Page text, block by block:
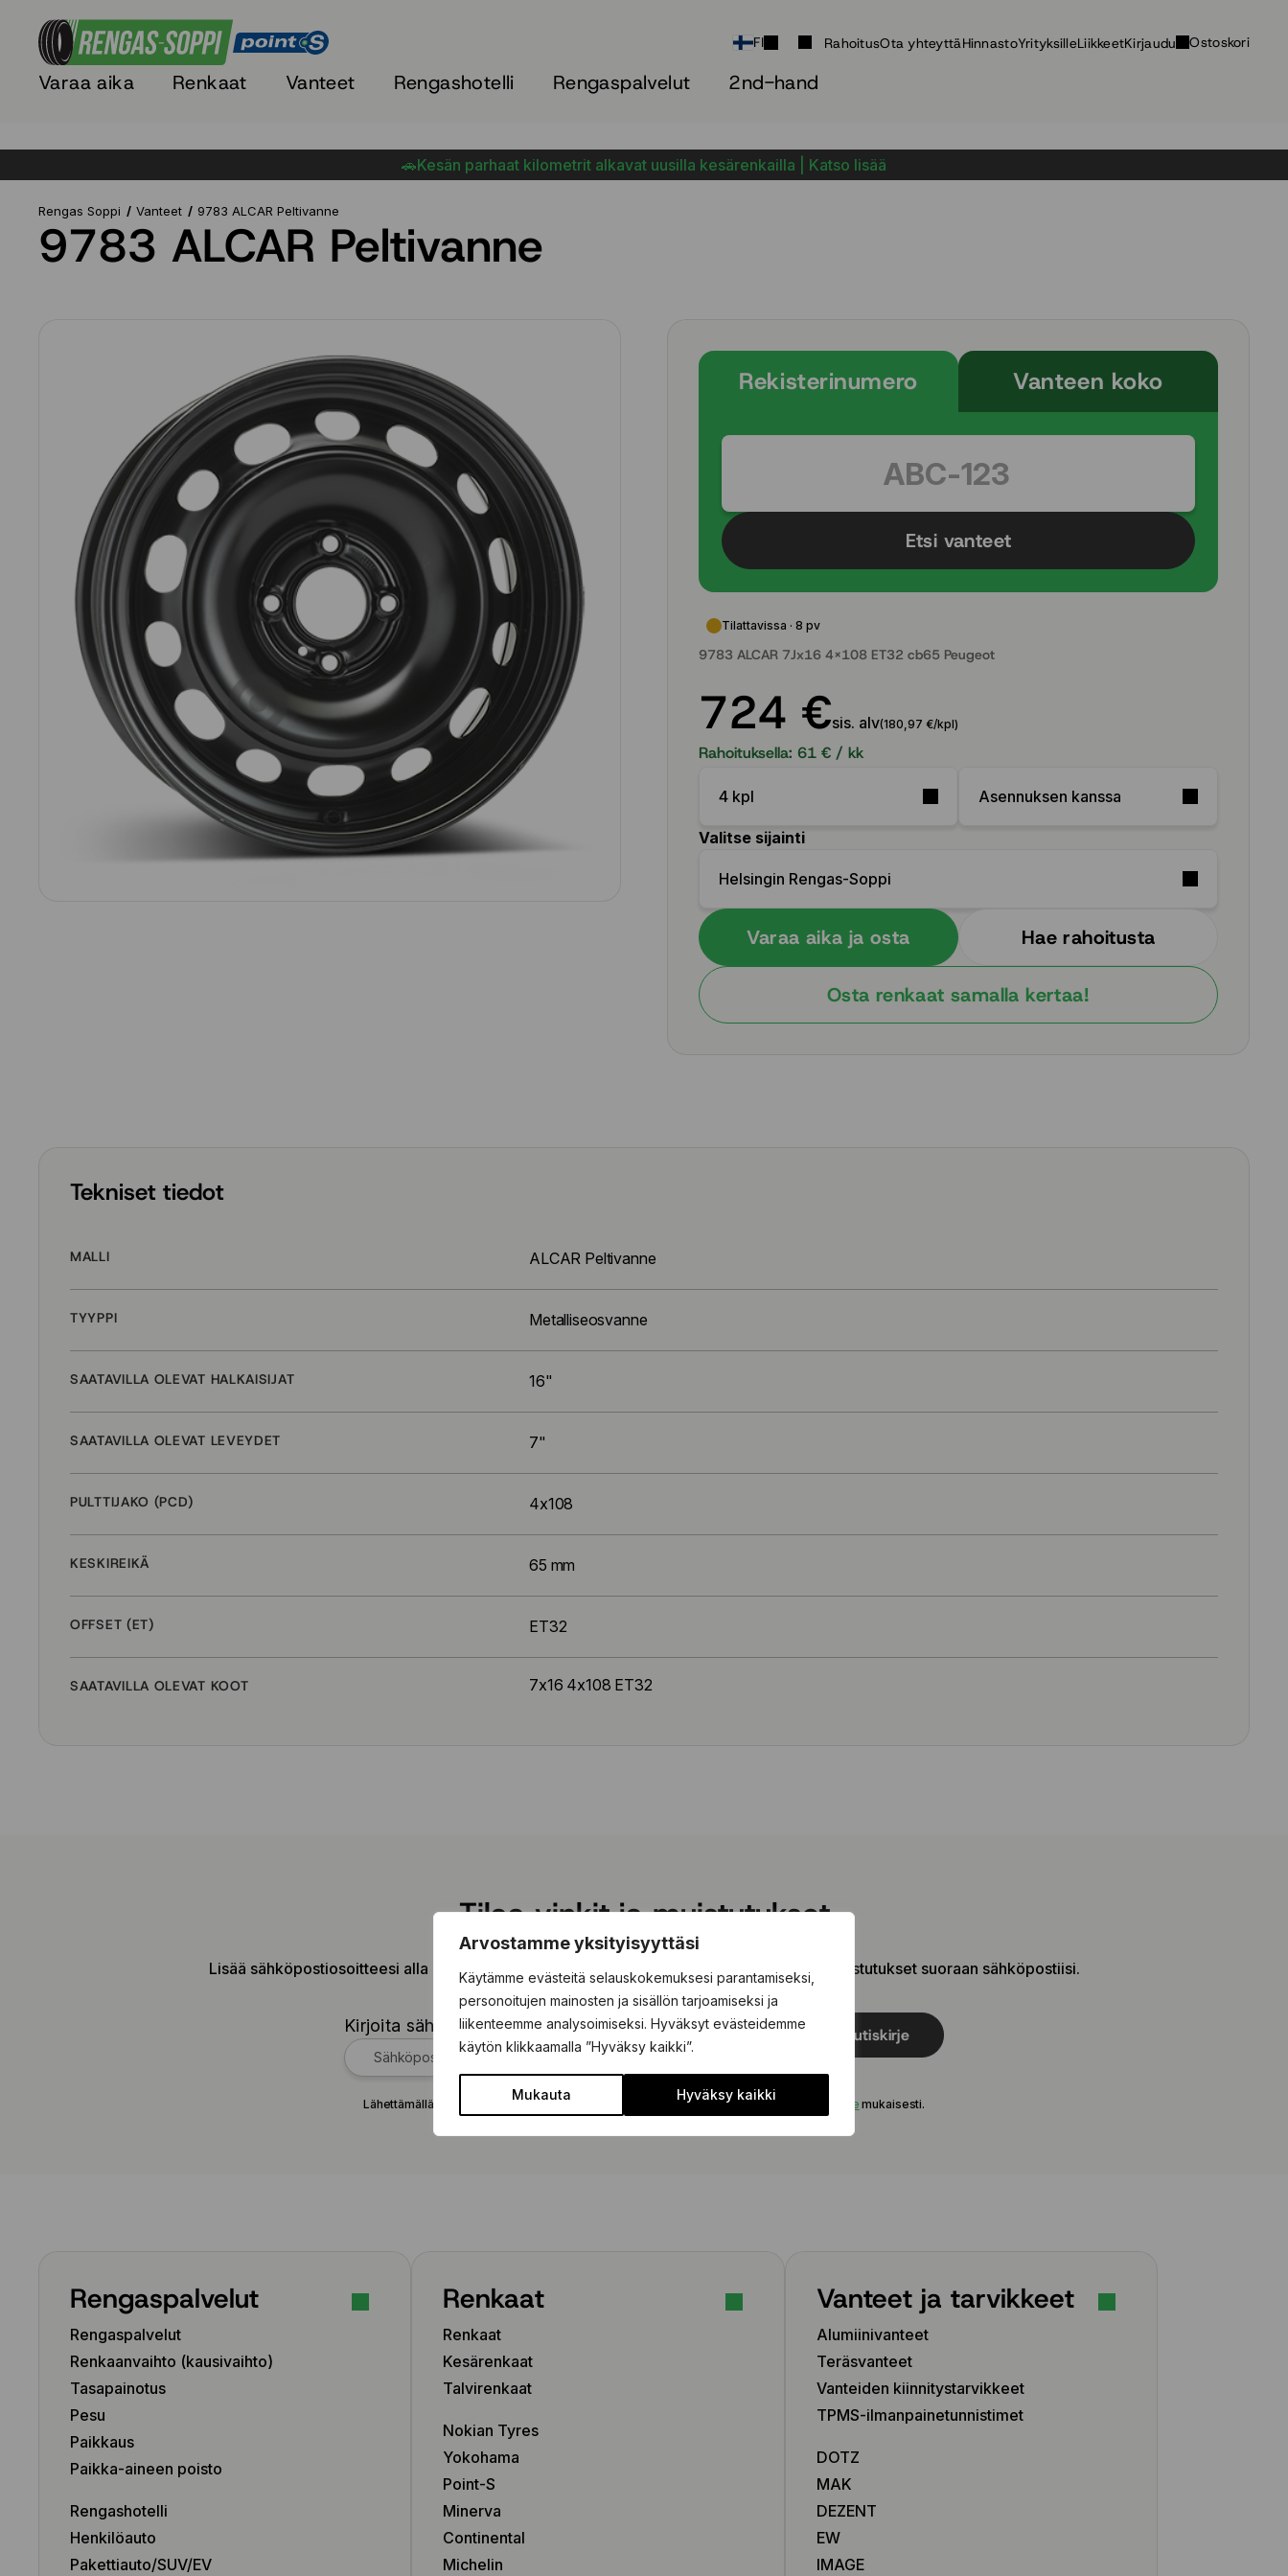
Arvostamme yksityisyyttäsi
Käytämme evästeitä selauskokemuksesi parantamiseksi,
personoitujen mainosten ja sisällön tarjoamiseksi ja
liikenteemme analysoimiseksi. Hyväksyt evästeidemme
käytön klikkaamalla ”Hyväksy kaikki”.
Mukauta Hyväksy kaikki
FI RahoitusOta yhteyttäHinnastoYrityksilleLiikkeetKirjaudu Ostoskori
Varaa aika Renkaat Vanteet Rengashotelli Rengaspalvelut 2nd-hand
🚗Kesän parhaat kilometrit alkavat uusilla kesärenkailla | Katso lisää
Rengas Soppi Vanteet 9783 ALCAR Peltivanne
9783 ALCAR Peltivanne
Rekisterinumero Vanteen koko
Etsi vanteet
Tilattavissa · 8 pv
9783 ALCAR 7Jx16 4x108 ET32 cb65 Peugeot
724 €sis. alv(180,97 €/kpl)
Rahoituksella: 61 € / kk
4 kpl Asennuksen kanssa
Valitse sijainti
Helsingin Rengas-Soppi
Varaa aika ja osta Hae rahoitusta
Osta renkaat samalla kertaa!
Tekniset tiedot
MALLI ALCAR Peltivanne
TYYPPI Metalliseosvanne
SAATAVILLA OLEVAT HALKAISIJAT 16"
SAATAVILLA OLEVAT LEVEYDET 7"
PULTTIJAKO (PCD) 4x108
KESKIREIKÄ 65 mm
OFFSET (ET) ET32
SAATAVILLA OLEVAT KOOT 7x16 4x108 ET32
Tilaa vinkit ja muistutukset
Lisää sähköpostiosoitteesi alla olevaan kenttään ja tilaa kiinnostavimmat vinkit ja kausimuistutukset suoraan sähköpostiisi.
Kirjoita sähköpostisi tähän... Tilaa uutiskirje
Lähettämällä tämän lomakkeen hyväksyt, että tietojasi käsitellääntietosuojakäytäntömme mukaisesti.
Rengaspalvelut
Rengaspalvelut
Renkaanvaihto (kausivaihto)
Tasapainotus
Pesu
Paikkaus
Paikka-aineen poisto
Rengashotelli
Henkilöauto
Pakettiauto/SUV/EV
Renkaat
Renkaat
Kesärenkaat
Talvirenkaat
Nokian Tyres
Yokohama
Point-S
Minerva
Continental
Michelin
Vanteet ja tarvikkeet
Alumiinivanteet
Teräsvanteet
Vanteiden kiinnitystarvikkeet
TPMS-ilmanpainetunnistimet
DOTZ
MAK
DEZENT
EW
IMAGE